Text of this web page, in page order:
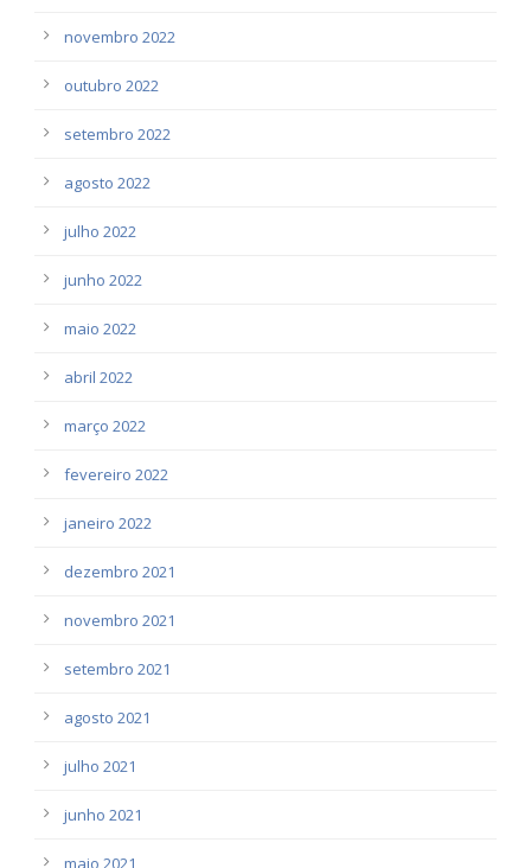
novembro 2022
outubro 2022
setembro 2022
agosto 2022
julho 2022
junho 2022
maio 2022
abril 2022
março 2022
fevereiro 2022
janeiro 2022
dezembro 2021
novembro 2021
setembro 2021
agosto 2021
julho 2021
junho 2021
maio 2021